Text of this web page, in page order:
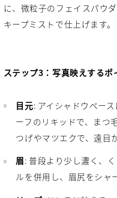
に、微粒子のフェイスパウ
キープミストで仕上げます。
ステップ3：写真映えするポ
目元: アイシャドウベー
ーフのリキッドで、まつ
つげやマツエクで、遠目
眉: 普段より少し濃く、
ルを併用し、眉尻をシャ